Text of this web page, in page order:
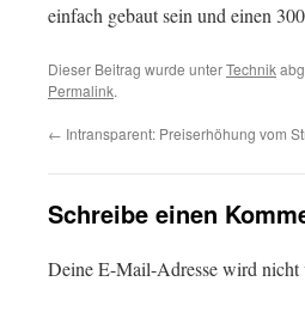
einfach gebaut sein und einen
Dieser Beitrag wurde unterTechnik
Permalink.
← Intransparent: Preiserhöhung vom
Schreibe einen
Deine E-Mail-Adresse wird nicht